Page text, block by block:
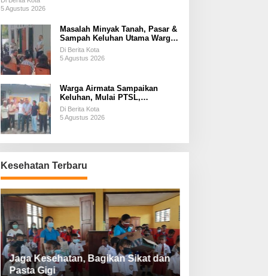
5 Agustus 2026
Masalah Minyak Tanah, Pasar &
Sampah Keluhan Utama Warga
Airnona
Di Berita Kota
5 Agustus 2026
Warga Airmata Sampaikan
Keluhan, Mulai PTSL,
Ketersediaan Minyak Tanah &
Lahan Pemakaman
Di Berita Kota
5 Agustus 2026
Kesehatan Terbaru
Jaga Kesehatan, Bagikan Sikat dan
Pasta Gigi